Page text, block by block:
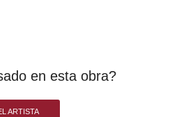
en esta obra?
ARTISTA